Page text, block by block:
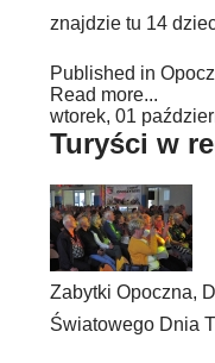
znajdzie tu 14
Published in
Read more...
wtorek, 01
Turyści w
Zabytki Opoczna,
Światowego Dnia